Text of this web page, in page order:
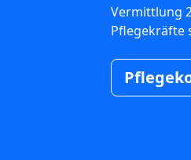
Vermittlung
Pflegekräfte